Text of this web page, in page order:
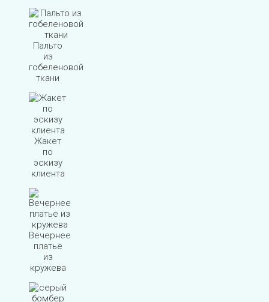
Пальто
из
гобеленовой
ткани
Жакет
по
эскизу
клиента
Вечернее
платье
из
кружева